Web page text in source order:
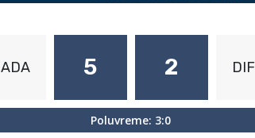
ADA 5 2 DIF
Poluvreme: 3:0